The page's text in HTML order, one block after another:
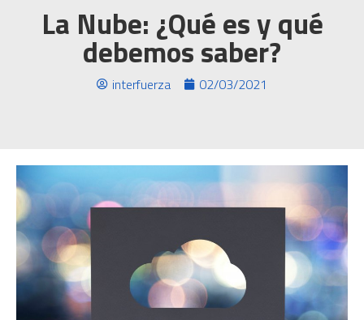
La Nube: ¿Qué es y qué
debemos saber?
interfuerza 02/03/2021